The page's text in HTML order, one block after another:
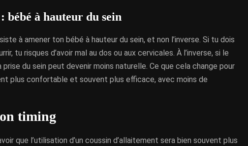
bébé à hauteur du sein
à amener ton bébé à hauteur du sein, et non l’inverse. Si tu dois
tu risques d’avoir mal au dos ou aux cervicales. À l’inverse, si le
du sein peut devenir moins naturelle. Ce que cela change pour
plus confortable et souvent plus efficace, avec moins de
timing
que l’utilisation d’un coussin d’allaitement sera bien souvent plus